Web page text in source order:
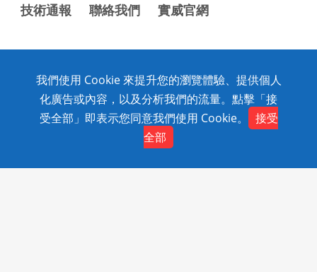
技術通報
聯絡我們 實威官網
Copyright © 2020 SolidWizard Technology Co.,Ltd. All
Rights Reserved.
我們使用 Cookie 來提升您的瀏覽體驗、提供個人
化廣告或內容，以及分析我們的流量。點擊「接
受全部」即表示您同意我們使用 Cookie。
接受
全部